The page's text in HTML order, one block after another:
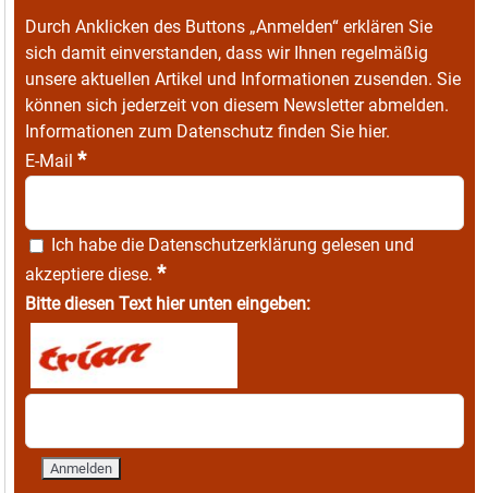
Durch Anklicken des Buttons „Anmelden“ erklären Sie
sich damit einverstanden, dass wir Ihnen regelmäßig
unsere aktuellen Artikel und Informationen zusenden. Sie
können sich jederzeit von diesem Newsletter abmelden.
Informationen zum Datenschutz finden Sie hier.
E-Mail *
Ich habe die Datenschutzerklärung gelesen und
akzeptiere diese. *
Bitte diesen Text hier unten eingeben: